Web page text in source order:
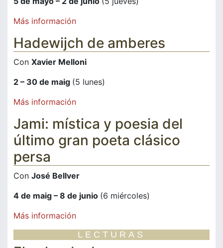
Más información
Hadewijch de amberes
Con Xavier Melloni
2 – 30 de maig (5 lunes)
Más información
Jami: mística y poesia del
último gran poeta clásico
persa
Con José Bellver
4 de maig – 8 de junio (6 miércoles)
Más información
LECTURAS